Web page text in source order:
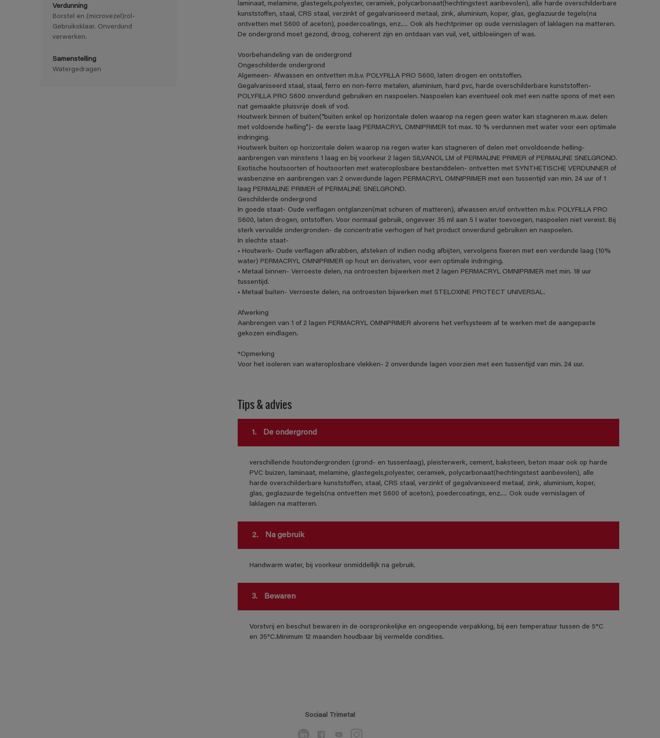
Verdunning
Borstel en (microvezel)rol-
Gebruiksklaar. Onverdund
verwerken.
Samenstelling
Watergedragen
laminaat, melamine, glastegels,polyester, ceramiek, polycarbonaat(hechtingstest aanbevolen), alle harde overschilderbare
kunststoffen, staal, CRS staal, verzinkt of gegalvaniseerd metaal, zink, aluminium, koper, glas, geglazuurde tegels(na
ontvetten met S600 of aceton), poedercoatings, enz.… Ook als hechtprimer op oude vernislagen of laklagen na matteren.
De ondergrond moet gezond, droog, coherent zijn en ontdaan van vuil, vet, uitbloeiingen of was.
Voorbehandeling van de ondergrond
Ongeschilderde ondergrond
Algemeen- Afwassen en ontvetten m.b.v. POLYFILLA PRO S600, laten drogen en ontstoffen.
Gegalvaniseerd staal, staal, ferro en non-ferro metalen, aluminium, hard pvc, harde overschilderbare kunststoffen-
POLYFILLA PRO S600 onverdund gebruiken en naspoelen. Naspoelen kan eventueel ook met een natte spons of met een
nat gemaakte pluisvrije doek of vod.
Houtwerk binnen of buiten(“buiten enkel op horizontale delen waarop na regen geen water kan stagneren m.a.w. delen
met voldoende helling”)- de eerste laag PERMACRYL OMNIPRIMER tot max. 10 % verdunnen met water voor een optimale
indringing.
Houtwerk buiten op horizontale delen waarop na regen water kan stagneren of delen met onvoldoende helling-
aanbrengen van minstens 1 laag en bij voorkeur 2 lagen SILVANOL LM of PERMALINE PRIMER of PERMALINE SNELGROND.
Exotische houtsoorten of houtsoorten met wateroplosbare bestanddelen- ontvetten met SYNTHETISCHE VERDUNNER of
wasbenzine en aanbrengen van 2 onverdunde lagen PERMACRYL OMNIPRIMER met een tussentijd van min. 24 uur of 1
laag PERMALINE PRIMER of PERMALINE SNELGROND.
Geschilderde ondergrond
In goede staat- Oude verflagen ontglanzen(mat schuren of matteren), afwassen en/of ontvetten m.b.v. POLYFILLA PRO
S600, laten drogen, ontstoffen. Voor normaal gebruik, ongeveer 35 ml aan 5 l water toevoegen, naspoelen niet vereist. Bij
sterk vervuilde ondergronden- de concentratie verhogen of het product onverdund gebruiken en naspoelen.
In slechte staat-
• Houtwerk- Oude verflagen afkrabben, afsteken of indien nodig afbijten, vervolgens fixeren met een verdunde laag (10%
water) PERMACRYL OMNIPRIMER op hout en derivaten, voor een optimale indringing.
• Metaal binnen- Verroeste delen, na ontroesten bijwerken met 2 lagen PERMACRYL OMNIPRIMER met min. 18 uur
tussentijd.
• Metaal buiten- Verroeste delen, na ontroesten bijwerken met STELOXINE PROTECT UNIVERSAL.
Afwerking
Aanbrengen van 1 of 2 lagen PERMACRYL OMNIPRIMER alvorens het verfsysteem af te werken met de aangepaste
gekozen eindlagen.
*Opmerking
Voor het isoleren van wateroplosbare vlekken- 2 onverdunde lagen voorzien met een tussentijd van min. 24 uur.
Tips & advies
1. De ondergrond
verschillende houtondergronden (grond- en tussenlaag), pleisterwerk, cement, baksteen, beton maar ook op harde
PVC buizen, laminaat, melamine, glastegels,polyester, ceramiek, polycarbonaat(hechtingstest aanbevolen), alle
harde overschilderbare kunststoffen, staal, CRS staal, verzinkt of gegalvaniseerd metaal, zink, aluminium, koper,
glas, geglazuurde tegels(na ontvetten met S600 of aceton), poedercoatings, enz.… Ook oude vernislagen of
laklagen na matteren.
2. Na gebruik
Handwarm water, bij voorkeur onmiddellijk na gebruik.
3. Bewaren
Vorstvrij en beschut bewaren in de oorspronkelijke en ongeopende verpakking, bij een temperatuur tussen de 5°C
en 35°C.Minimum 12 maanden houdbaar bij vermelde condities.
Sociaal Trimetal